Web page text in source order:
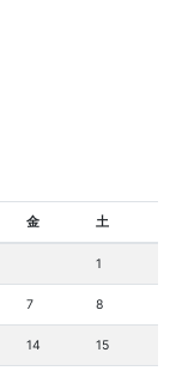
金 土
1
7 8
14 15